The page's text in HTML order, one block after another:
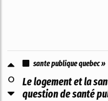
0
sante publique quebec »
Le logement et la
question de santé